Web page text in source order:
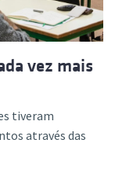
vez mais
tiveram
através das